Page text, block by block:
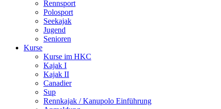
Rennsport
Polosport
Seekajak
Jugend
Senioren
Kurse
Kurse im HKC
Kajak I
Kajak II
Canadier
Sup
Rennkajak / Kanupolo Einführung